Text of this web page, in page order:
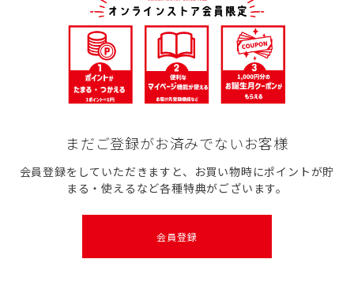
まだご登録がお済みでないお客様
会員登録をしていただきますと、お買い物時にポイントが貯
まる・使えるなど各種特典がございます。
会員登録